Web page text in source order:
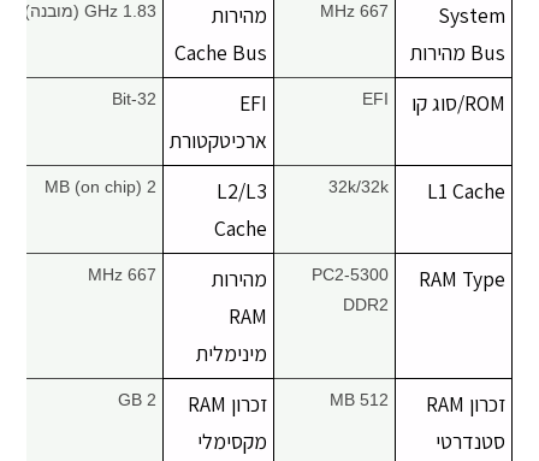
מדריכים
יצירת קשר
System
Bus מהירות
667 MHz
מהירות
Cache Bus
1.83 GHz (מובנה)
ROM/סוג קו EFI
EFI
ארכיטקטורת
32-Bit
L1 Cache
32k/32k
L2/L3
Cache
2 MB (on chip)
RAM Type
PC2-5300
DDR2
מהירות
RAM
מינימלית
667 MHz
זכרון RAM
סטנדרטי
512 MB
זכרון RAM
מקסימלי
2 GB